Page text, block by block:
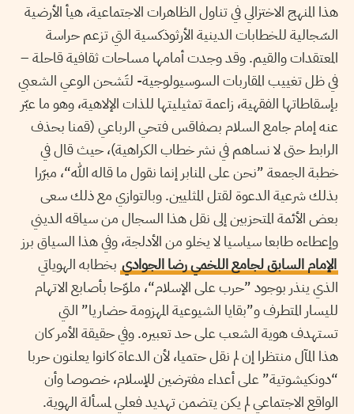
هذا المنهج الاختزالي في تناول الظاهرات الاجتماعية، هيأ الأرضية
السّجالية للخطابات الدينية الأرثوذكسية التي تزعم حراسة
المعتقدات والقيم. وقد وجدت أمامها مساحات ثقافية قاحلة –
في ظل تغييب المقاربات السوسيولوجية- لتَشحن الوعي الشعبي
بإسقاطاتها الفقهية، زاعمة تمثيليتها للذات الإلاهية، وهو ما عبّر
عنه إمام جامع السلام بصفاقس فتحي الرباعي (قمنا بحذف
الرابط حتى لا نساهم في نشر خطاب الكراهية)، حيث قال في
خطبة الجمعة ”نحن على المنابر إنما نقول ما قاله الله“، مبرّرا
بذلك شرعية الدعوة لقتل المثليين. وبالتوازي مع ذلك سعى
بعض الأئمة المتحزبين إلى نقل هذا السجال من سياقه الديني
وإعطاءه طابعا سياسيا لا يخلو من الأدلجة، وفي هذا السياق برز
الإمام السابق لجامع اللخمي رضا الجوادي بخطابه الهوياتي
الذي ينذر بوجود ”حرب على الإسلام“، ملوّحا بأصابع الاتهام
لليسار المتطرف و”بقايا الشيوعية المهزومة حضاريا” التي
تستهدف هوية الشعب على حد تعبيره. وفي حقيقة الأمر كان
هذا المآل منتظرا إن لم نقل حتميا، لأن الدعاة كانوا يعلنون حربا
“دونكيشوتية” على أعداء مفترضين للإسلام، خصوصا وأن
الواقع الاجتماعي لم يكن يتضمن تهديد فعلي لمسألة الهوية.